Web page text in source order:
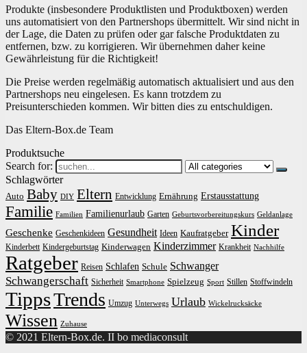
Produkte (insbesondere Produktlisten und Produktboxen) werden
uns automatisiert von den Partnershops übermittelt. Wir sind nicht in
der Lage, die Daten zu prüfen oder gar falsche Produktdaten zu
entfernen, bzw. zu korrigieren. Wir übernehmen daher keine
Gewährleistung für die Richtigkeit!
Die Preise werden regelmäßig automatisch aktualisiert und aus den
Partnershops neu eingelesen. Es kann trotzdem zu
Preisunterschieden kommen. Wir bitten dies zu entschuldigen.
Das Eltern-Box.de Team
Produktsuche
Search for:
Schlagwörter
Auto Baby DIY Eltern Entwicklung Ernährung Erstausstattung
Familie Familien Familienurlaub Garten Geburtsvorbereitungskurs Geldanlage
Geschenke Geschenkideen Gesundheit Ideen Kaufratgeber Kinder
Kinderbett Kindergeburtstag Kinderwagen Kinderzimmer Krankheit Nachhilfe
Ratgeber Reisen Schlafen Schule Schwanger
Schwangerschaft Sicherheit Smartphone Spielzeug Sport Stillen Stoffwindeln
TippsTrends Umzug Unterwegs Urlaub Wickelrucksäcke
Wissen Zuhause
© 2021 Eltern-Box.de. II bo mediaconsult